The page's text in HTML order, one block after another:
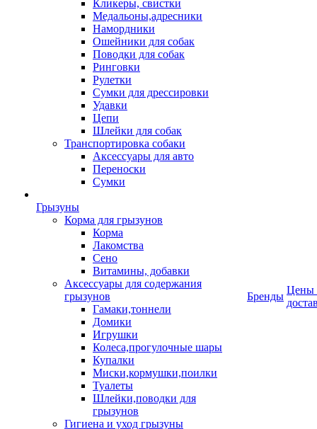
Кликеры, свистки
Медальоны,адресники
Намордники
Ошейники для собак
Поводки для собак
Ринговки
Рулетки
Сумки для дрессировки
Удавки
Цепи
Шлейки для собак
Транспортировка собаки
Аксессуары для авто
Переноски
Сумки
Грызуны
Корма для грызунов
Корма
Лакомства
Сено
Витамины, добавки
Аксессуары для содержания
грызунов
Гамаки,тоннели
Домики
Игрушки
Колеса,прогулочные шары
Купалки
Миски,кормушки,поилки
Туалеты
Шлейки,поводки для
грызунов
Гигиена и уход грызуны
Бренды
Цены